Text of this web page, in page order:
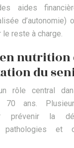
aides
d’autonomie)
reste à charge.
nutrition
du
rôle central
70 ans.
prévenir la
pathologies